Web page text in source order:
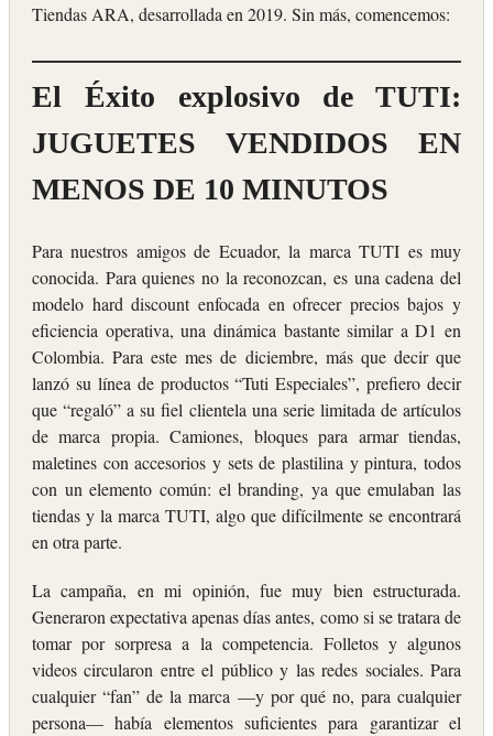
Tiendas ARA, desarrollada en 2019. Sin más, comencemos:
El Éxito explosivo de TUTI:
JUGUETES VENDIDOS EN
MENOS DE 10 MINUTOS
Para nuestros amigos de Ecuador, la marca TUTI es muy
conocida. Para quienes no la reconozcan, es una cadena del
modelo hard discount enfocada en ofrecer precios bajos y
eficiencia operativa, una dinámica bastante similar a D1 en
Colombia. Para este mes de diciembre, más que decir que
lanzó su línea de productos “Tuti Especiales”, prefiero decir
que “regaló” a su fiel clientela una serie limitada de artículos
de marca propia. Camiones, bloques para armar tiendas,
maletines con accesorios y sets de plastilina y pintura, todos
con un elemento común: el branding, ya que emulaban las
tiendas y la marca TUTI, algo que difícilmente se encontrará
en otra parte.
La campaña, en mi opinión, fue muy bien estructurada.
Generaron expectativa apenas días antes, como si se tratara de
tomar por sorpresa a la competencia. Folletos y algunos
videos circularon entre el público y las redes sociales. Para
cualquier “fan” de la marca —y por qué no, para cualquier
persona— había elementos suficientes para garantizar el